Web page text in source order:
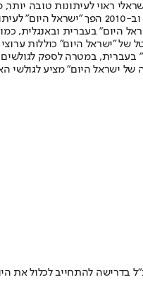
ראוי לעיתונות טובה
תשלום. המהדורה המודפסת
של "ישראל היום" כוללות
בעברית, במטרה לספק
ישראל היום" מציע
בדרישה להתחייב לכלול